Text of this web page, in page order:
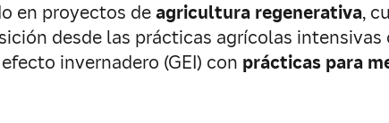
en proyectos deagricultura regenerativa,
desde las prácticas agrícolas
invernadero (GEI) con prácticas para